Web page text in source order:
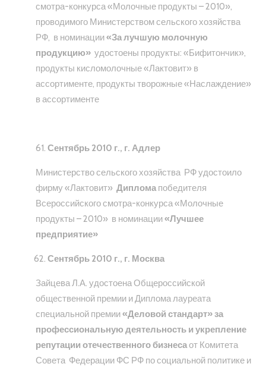
смотра-конкурса «Молочные продукты – 2010»,
проводимого Министерством сельского хозяйства
РФ, в номинации«За лучшую молочную
продукцию» удостоены продукты: «Бифитончик»,
продукты кисломолочные «Лактовит» в
ассортименте, продукты творожные «Наслаждение»
в ассортименте
Сентябрь 2010 г., г. Адлер
Министерство сельского хозяйства РФ удостоило
фирму «Лактовит» Дипломапобедителя
Всероссийского смотра-конкурса «Молочные
продукты – 2010» в номинации«Лучшее
предприятие»
Сентябрь 2010 г., г. Москва
Зайцева Л.А. удостоена Общероссийской
общественной премии и Диплома лауреата
специальной премии«Деловой стандарт»за
профессиональную деятельность и укрепление
репутации отечественного бизнесаот Комитета
Совета Федерации ФС РФ по социальной политике и